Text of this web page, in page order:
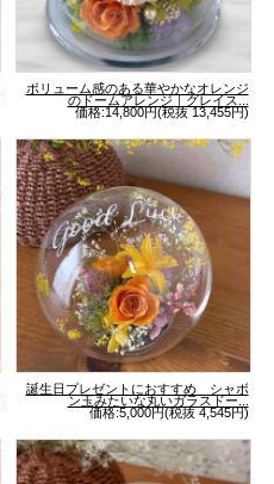
ボリューム感のある華やかなオレンジ
のドームアレンジ｜グレイス...
価格:14,800円(税抜 13,455円)
誕生日プレゼントにおすすめ シャボ
ン玉みたいな丸いガラスドー...
価格:5,000円(税抜 4,545円)